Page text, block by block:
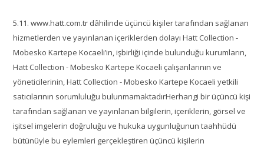
5.11. www.hatt.com.tr dâhilinde üçüncü kişiler tarafından sağlanan
hizmetlerden ve yayınlanan içeriklerden dolayı Hatt Collection -
Mobesko Kartepe Kocaeli’in, işbirliği içinde bulunduğu kurumların,
Hatt Collection - Mobesko Kartepe Kocaeli çalışanlarının ve
yöneticilerinin, Hatt Collection - Mobesko Kartepe Kocaeli yetkili
satıcılarının sorumluluğu bulunmamaktadırHerhangi bir üçüncü kişi
tarafından sağlanan ve yayınlanan bilgilerin, içeriklerin, görsel ve
işitsel imgelerin doğruluğu ve hukuka uygunluğunun taahhüdü
bütünüyle bu eylemleri gerçekleştiren üçüncü kişilerin